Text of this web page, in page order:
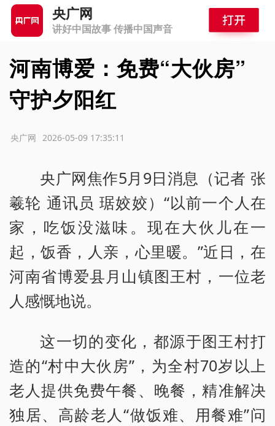
央广网
讲好中国故事 传播中国声音
河南博爱：免费“大伙房”
守护夕阳红
2026-05-09 17:35:11
央广网
央广网焦作5月9日消息（记者 张
羲轮 通讯员 琚姣姣）“以前一个人在
家，吃饭没滋味。现在大伙儿在一
起，饭香，人亲，心里暖。”近日，在
河南省博爱县月山镇图王村，一位老
人感慨地说。
这一切的变化，都源于图王村打
造的“村中大伙房”，为全村70岁以上
老人提供免费午餐、晚餐，精准解决
独居、高龄老人“做饭难、用餐难”问